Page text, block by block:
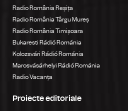
Radio România Reșița
Radio România Târgu Mureș
Radio România Timișoara
Bukaresti Rádió Románia
Kolozsvári Rádió Románia
Marosvásárhelyi Rádió Románia
Radio Vacanța
Proiecte editoriale